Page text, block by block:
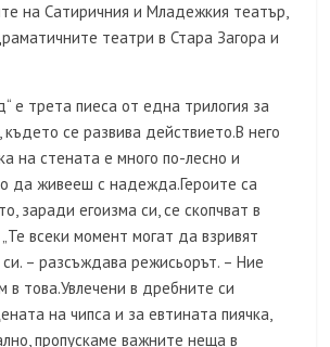
на Сатиричния и Младежкия театър,
театри в Стара Загора и
е трета пиеса от една трилогия за
се развива действието.В него
на стената е много по-лесно и
да живееш с надежда.Героите са
заради егоизма си, се скопчват в
всеки момент могат да взривят
– разсъждава режисьорът. – Ние
в това.Увлечени в дребните си
на чипса и за евтината пиячка,
пропускаме важните неща в